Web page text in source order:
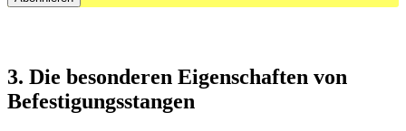
3. Die besonderen Eigenschaften von
Befestigungsstangen